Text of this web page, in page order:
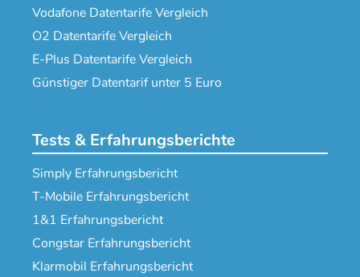
Vodafone Datentarife Vergleich
O2 Datentarife Vergleich
E-Plus Datentarife Vergleich
Günstiger Datentarif unter 5 Euro
Tests & Erfahrungsberichte
Simply Erfahrungsbericht
T-Mobile Erfahrungsbericht
1&1 Erfahrungsbericht
Congstar Erfahrungsbericht
Klarmobil Erfahrungsbericht